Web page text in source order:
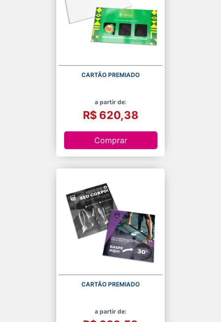
CARTÃO PREMIADO
a partir de:
R$ 620,38
Comprar
CARTÃO PREMIADO
a partir de: